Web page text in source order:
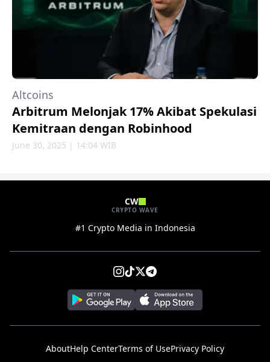
Altcoins
Arbitrum Melonjak 17% Akibat Spekulasi
Kemitraan dengan Robinhood
June 30, 2025 | 14:04 WIB
CW
CRYPTO WAVE
#1 Crypto Media in Indonesia
AboutHelp CenterTerms of UsePrivacy Policy